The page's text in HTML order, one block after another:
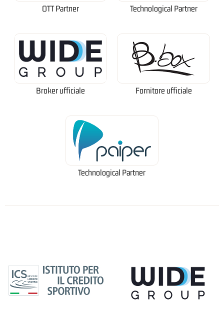
OTT Partner Technological Partner
Broker ufficiale Fornitore ufficiale
Technological Partner